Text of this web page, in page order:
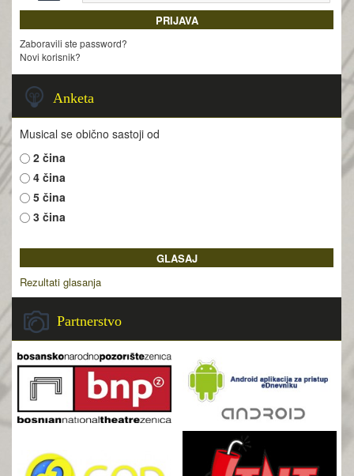
Zaboravili ste password?
Novi korisnik?
Anketa
Musical se obično sastoji od
2 čina
4 čina
5 čina
3 čina
Rezultati glasanja
Partnerstvo